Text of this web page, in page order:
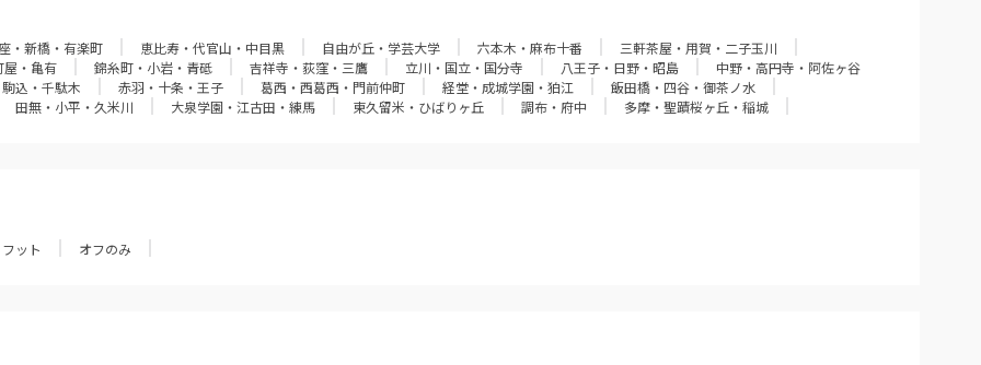
・新橋・有楽町 恵比寿・代官山・中目黒 自由が丘・学芸大学 六本木・麻布十番
三軒茶屋・用賀・二子玉川
屋・亀有 錦糸町・小岩・青砥 吉祥寺・荻窪・三鷹 立川・国立・国分寺 八王子・日野・昭島
中野・高円寺・阿佐ヶ谷
込・千駄木 赤羽・十条・王子 葛西・西葛西・門前仲町 経堂・成城学園・狛江
飯田橋・四谷・御茶ノ水
田無・小平・久米川 大泉学園・江古田・練馬 東久留米・ひばりヶ丘 調布・府中 多摩・聖蹟桜ヶ丘・稲城
フット オフのみ